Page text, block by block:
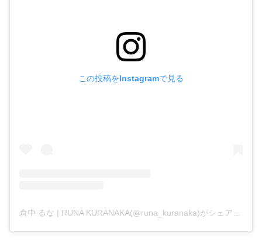
この投稿をInstagramで見る
倉中 るな | RUNA KURANAKA(@runa_kuranaka)がシェアした投稿